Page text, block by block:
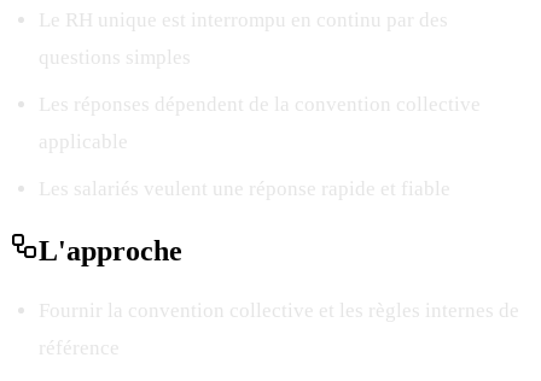
Le RH unique est interrompu en continu par des
questions simples
Les réponses dépendent de la convention collective
applicable
Les salariés veulent une réponse rapide et fiable
L'approche
Fournir la convention collective et les règles internes de
référence